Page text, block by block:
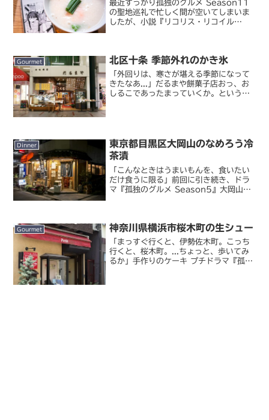
最近すっかり孤独のグルメ Season11
の聖地巡礼で忙しく間が空いてしまいま
したが、小説『リコリス・リコイル
方...
Gourmet 北区十条 季節外れのかき氷
「外回りは、寒さが堪える季節になって
きたなあ...」だるまや餅菓子店おっ、お
しるこであったまっていくか。というわ
Dinner
東京都目黒区大岡山のなめろう冷
茶漬
「こんなときはうまいもんを、食いたい
だけ食うに限る」前回に引き続き、ドラ
マ『孤独のグルメ Season5』大岡山編
に二度も聖地巡礼す...
Gourmet 神奈川県横浜市桜木町の生シュー
「まっすぐ行くと、伊勢佐木町。こっち
行くと、桜木町。...ちょっと、歩いてみ
るか」手作りのケーキ プチドラマ『孤独